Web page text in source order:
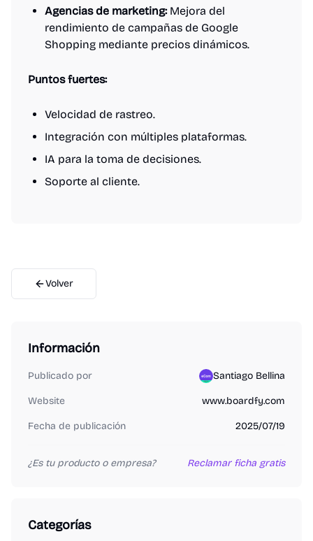
Agencias de marketing:Mejora del
rendimiento de campañas de Google
Shopping mediante precios dinámicos.
Puntos fuertes:
Velocidad de rastreo.
Integración con múltiples plataformas.
IA para la toma de decisiones.
Soporte al cliente.
Volver
Información
Publicado por Santiago Bellina
Website www.boardfy.com
Fecha de publicación 2025/07/19
¿Es tu producto o empresa? Reclamar ficha gratis
Categorías